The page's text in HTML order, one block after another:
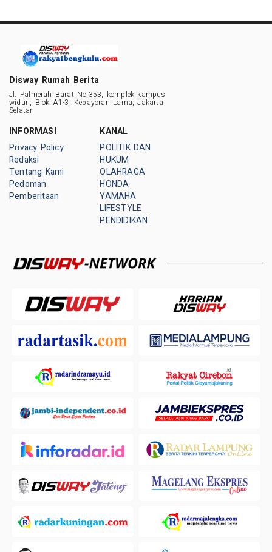
Disway Rumah Berita
Jl. Palmerah Barat No.353, komplek kampus
widuri, Blok A1-3, Kebayoran Lama, Jakarta
Selatan
INFORMASI
Privacy Policy
Redaksi
Tentang Kami
Pedoman
Pemberitaan
KANAL
POLITIK DAN
HUKUM
OLAHRAGA
HONDA
YAMAHA
LIFESTYLE
PENDIDIKAN